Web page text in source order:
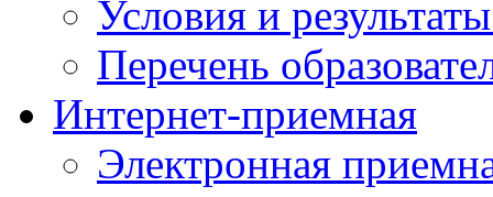
Условия и
Перечень
Интернет-приемная
Электронная